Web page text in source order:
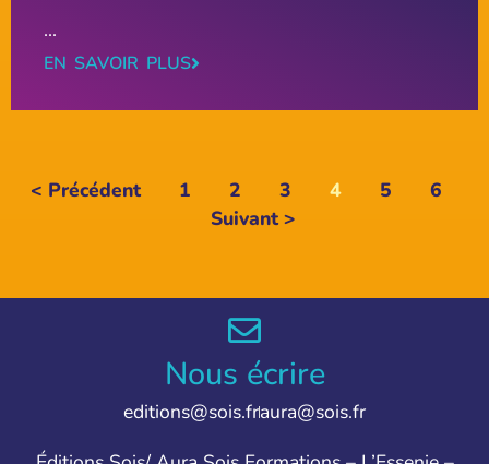
...
EN SAVOIR PLUS
< Précédent 1 2 3 4 5
6
Suivant >
Nous écrire
editions@sois.fraura@sois.fr